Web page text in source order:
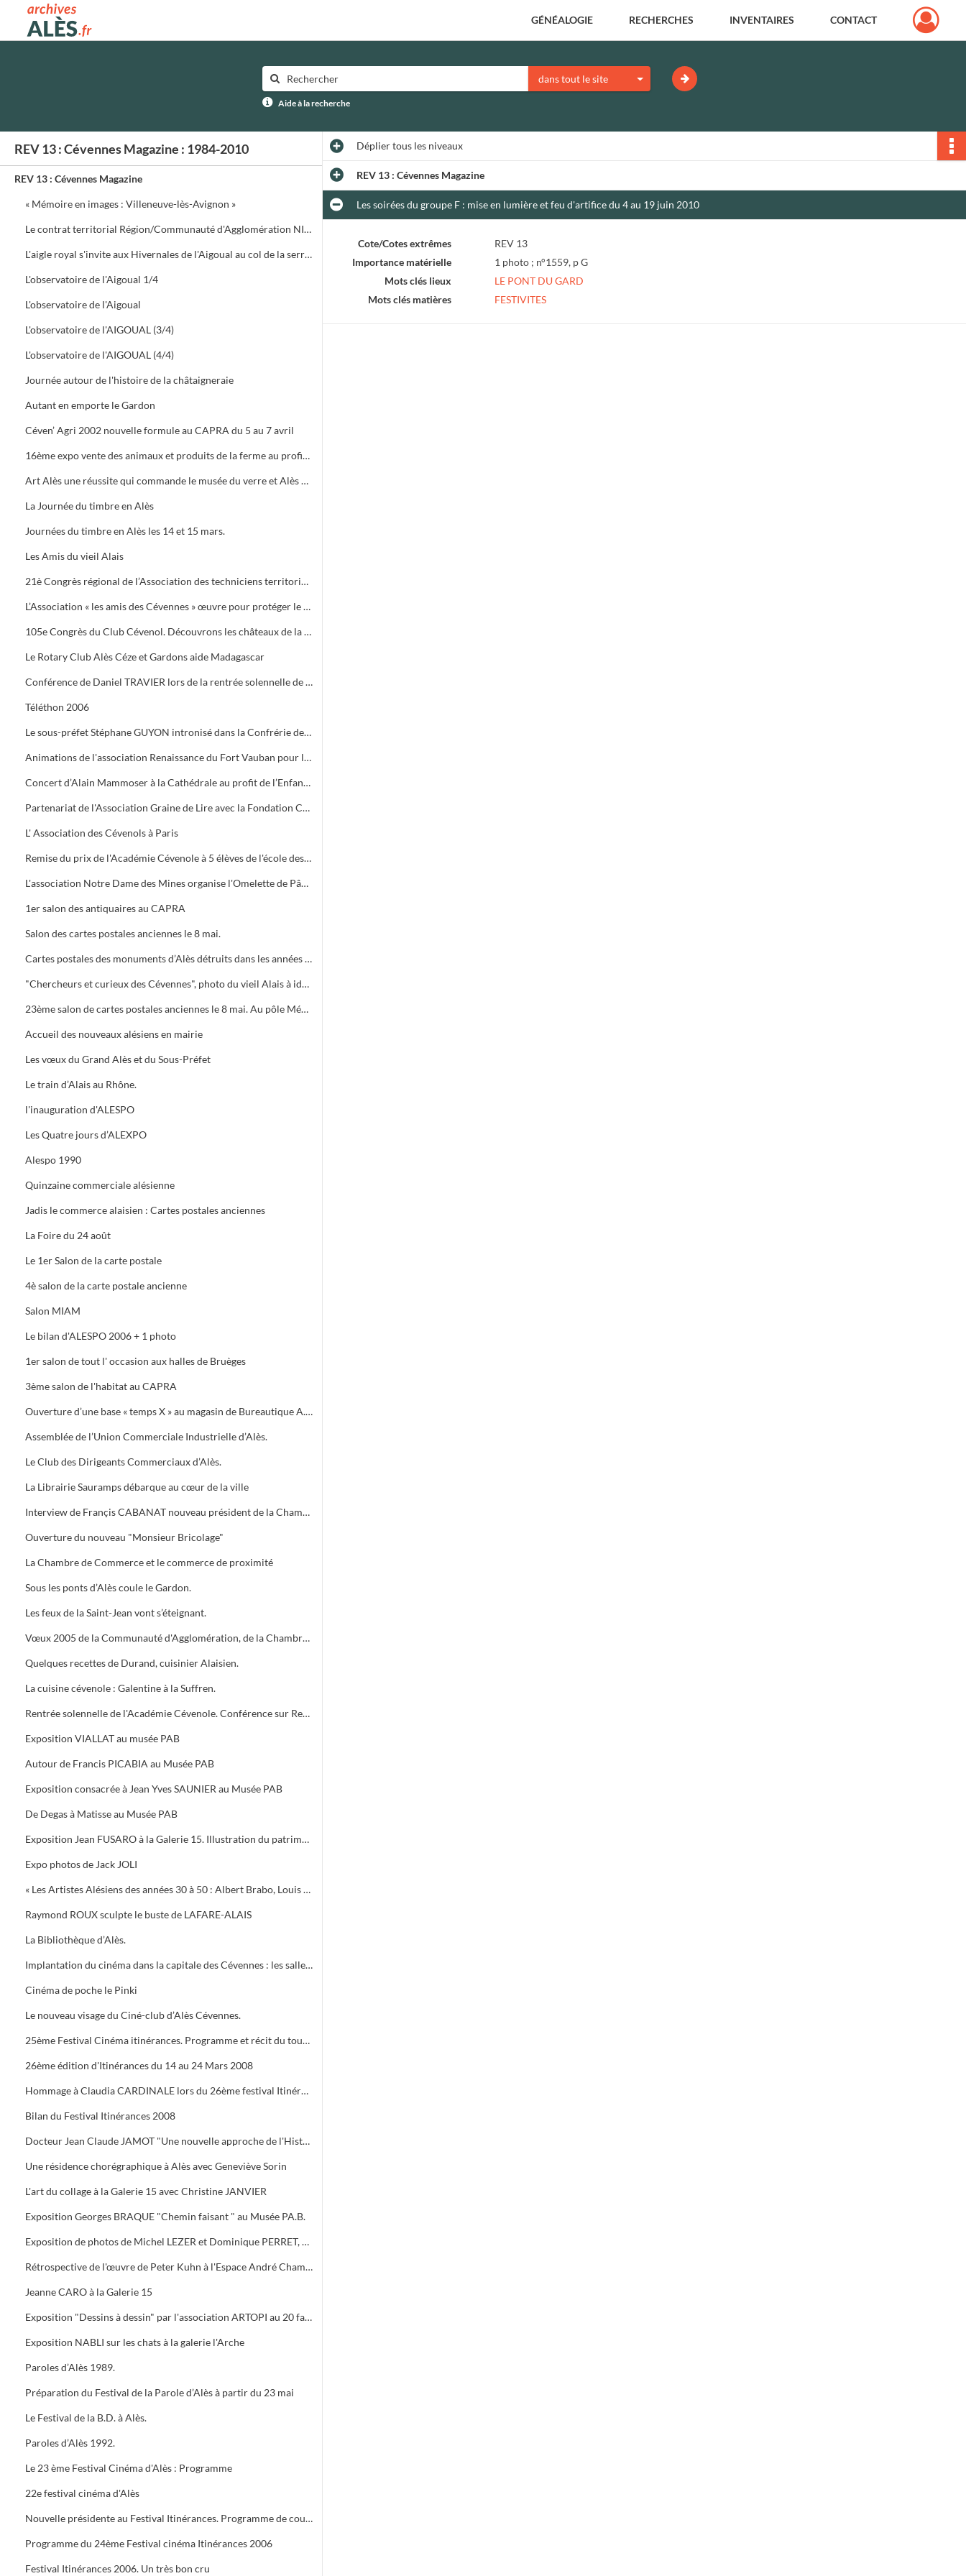
Archives municipales d'Alès GÉNÉALOGIE RECHERCHES INVENTAIRES CONTACT
dans tout le site
Aide à la recherche
REV 13 : Cévennes Magazine : 1984-2010
REV 13 : Cévennes Magazine
« Mémoire en images : Villeneuve-lès-Avignon »
Le contrat territorial Région/Communauté d'Agglomération NIMES Métropole
L'aigle royal s'invite aux Hivernales de l'Aigoual au col de la serreyrède. Programme de la journée
L'observatoire de l'Aigoual 1/4
L'observatoire de l'Aigoual
L'observatoire de l'AIGOUAL (3/4)
L'observatoire de l'AIGOUAL (4/4)
Journée autour de l'histoire de la châtaigneraie
Autant en emporte le Gardon
Céven’ Agri 2002 nouvelle formule au CAPRA du 5 au 7 avril
16ème expo vente des animaux et produits de la ferme au profit des orphelins des sapeurs-pompiers aux halles de Bruèges
Art Alès une réussite qui commande le musée du verre et Alès capitale des Cévennes, départ du chemin des verriers.
La Journée du timbre en Alès
Journées du timbre en Alès les 14 et 15 mars.
Les Amis du vieil Alais
21è Congrès régional de l’Association des techniciens territoriaux.
L’Association « les amis des Cévennes » œuvre pour protéger le patrimoine cévenol.
105e Congrès du Club Cévenol. Découvrons les châteaux de la Vaunage
Le Rotary Club Alès Céze et Gardons aide Madagascar
Conférence de Daniel TRAVIER lors de la rentrée solennelle de l'Académie Cévenole
Téléthon 2006
Le sous-préfet Stéphane GUYON intronisé dans la Confrérie des Mange Tripes
Animations de l'association Renaissance du Fort Vauban pour le Téléthon
Concert d’Alain Mammoser à la Cathédrale au profit de l’Enfance Inadaptée.
Partenariat de l'Association Graine de Lire avec la Fondation Crédit Mutuel
L' Association des Cévenols à Paris
Remise du prix de l'Académie Cévenole à 5 élèves de l'école des Mines pour leur travail sur la mine et ses conséquences sur l'économie et les paysages.
L'association Notre Dame des Mines organise l'Omelette de Pâques à l'Ermitage
1er salon des antiquaires au CAPRA
Salon des cartes postales anciennes le 8 mai.
Cartes postales des monuments d’Alès détruits dans les années 1960.
"Chercheurs et curieux des Cévennes", photo du vieil Alais à identifier.
23ème salon de cartes postales anciennes le 8 mai. Au pôle Mécanique grand prix camion
Accueil des nouveaux alésiens en mairie
Les vœux du Grand Alès et du Sous-Préfet
Le train d’Alais au Rhône.
l'inauguration d'ALESPO
Les Quatre jours d’ALEXPO
Alespo 1990
Quinzaine commerciale alésienne
Jadis le commerce alaisien : Cartes postales anciennes
La Foire du 24 août
Le 1er Salon de la carte postale
4è salon de la carte postale ancienne
Salon MIAM
Le bilan d'ALESPO 2006 + 1 photo
1er salon de tout l' occasion aux halles de Bruèges
3ème salon de l'habitat au CAPRA
Ouverture d’une base « temps X » au magasin de Bureautique A.M.C., 40 Avenue du Général de Gaule à Alès.
Assemblée de l’Union Commerciale Industrielle d’Alès.
Le Club des Dirigeants Commerciaux d’Alès.
La Librairie Sauramps débarque au cœur de la ville
Interview de Françis CABANAT nouveau président de la Chambre de Commerce
Ouverture du nouveau "Monsieur Bricolage"
La Chambre de Commerce et le commerce de proximité
Sous les ponts d’Alès coule le Gardon.
Les feux de la Saint-Jean vont s’éteignant.
Vœux 2005 de la Communauté d'Agglomération, de la Chambre de Commerce, 5 bougies pour la Médiathèque
Quelques recettes de Durand, cuisinier Alaisien.
La cuisine cévenole : Galentine à la Suffren.
Rentrée solennelle de l'Académie Cévenole. Conférence sur Renoir et Albert ANDRE, une amitié (1894-1919)
Exposition VIALLAT au musée PAB
Autour de Francis PICABIA au Musée PAB
Exposition consacrée à Jean Yves SAUNIER au Musée PAB
De Degas à Matisse au Musée PAB
Exposition Jean FUSARO à la Galerie 15. Illustration du patrimoine alésien
Expo photos de Jack JOLI
« Les Artistes Alésiens des années 30 à 50 : Albert Brabo, Louis Cabanes, Louis Arcaix et René Aberlenc » par Annie Corbier
Raymond ROUX sculpte le buste de LAFARE-ALAIS
La Bibliothèque d’Alès.
Implantation du cinéma dans la capitale des Cévennes : les salles du début du siècle à nos jours.
Cinéma de poche le Pinki
Le nouveau visage du Ciné-club d’Alès Cévennes.
25ème Festival Cinéma itinérances. Programme et récit du tournage dans les cévennes d' "Un homme de trop"
26ème édition d'Itinérances du 14 au 24 Mars 2008
Hommage à Claudia CARDINALE lors du 26ème festival Itinérances. En photo avec Max ROUSTAN, Maire
Bilan du Festival Itinérances 2008
Docteur Jean Claude JAMOT "Une nouvelle approche de l'Histoire et de l'Archéologie appliquée aux Celtes
Une résidence chorégraphique à Alès avec Geneviève Sorin
L'art du collage à la Galerie 15 avec Christine JANVIER
Exposition Georges BRAQUE "Chemin faisant " au Musée PA.B.
Exposition de photos de Michel LEZER et Dominique PERRET, de peintures de Monique SANTORO à l'OFFICE DE TOURISME pour la Féria d'Alès
Rétrospective de l'œuvre de Peter Kuhn à l'Espace André Chamson. Exposition consacrée à Vauban à l'OFFICE DE TOURISME. Présentation de saison hors les murs du cratère
Jeanne CARO à la Galerie 15
Exposition "Dessins à dessin" par l'association ARTOPI au 20 faubourg du Soleil
Exposition NABLI sur les chats à la galerie l'Arche
Paroles d’Alès 1989.
Préparation du Festival de la Parole d’Alès à partir du 23 mai
Le Festival de la B.D. à Alès.
Paroles d’Alès 1992.
Le 23 ème Festival Cinéma d'Alès : Programme
22e festival cinéma d'Alès
Nouvelle présidente au Festival Itinérances. Programme de courts métrages de Jacques TATI
Programme du 24ème Festival cinéma Itinérances 2006
Festival Itinérances 2006. Un très bon cru
Dépliertous les niveaux
REV 13 : Cévennes Magazine
Les soirées du groupe F : mise en lumière et feu d'artifice du 4 au 19 juin 2010
Cote/Cotes extrêmes
REV 13
Importance matérielle
1 photo ; n°1559, p G
Mots clés lieux
LE PONT DU GARD
Mots clés matières
FESTIVITES